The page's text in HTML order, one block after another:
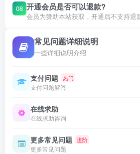
08 开通会员是否可以退款?
会员为赞助本站获取，开通后不支持退
常见问题详细说明
一些详细说明介绍
支付问题 热门
支付问题解答
在线求助
在线求助咨询
更多常见问题 进阶
更多常见问题